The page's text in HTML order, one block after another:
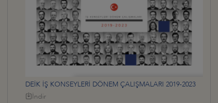
DEİK İŞ KONSEYLERİ DÖNEM ÇALIŞMALARI 2019-2023
İndir